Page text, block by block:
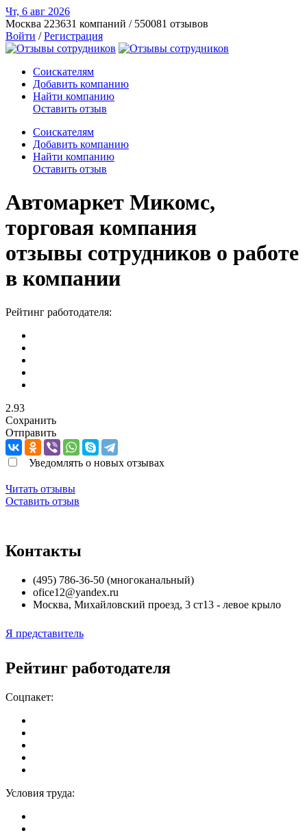
Чт, 6 авг 2026
Москва 223631 компаний / 550081 отзывов
Войти /Регистрация
Соискателям
Добавить компанию
Найти компанию
Оставить отзыв
Соискателям
Добавить компанию
Найти компанию
Оставить отзыв
Автомаркет Микомс,
торговая компания
отзывы сотрудников о работе
в компании
Рейтинг работодателя:
2.93
Сохранить
Отправить
Уведомлять о новых отзывах
Читать отзывы
Оставить отзыв
Контакты
(495) 786-36-50 (многоканальный)
ofice12@yandex.ru
Москва, Михайловский проезд, 3 ст13 - левое крыло
Я представитель
Рейтинг работодателя
Соцпакет:
Условия труда: